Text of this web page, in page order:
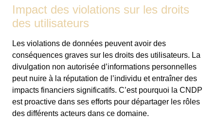
Impact des violations sur les droits
des utilisateurs
Les violations de données peuvent avoir des
conséquences graves sur les droits des utilisateurs. La
divulgation non autorisée d’informations personnelles
peut nuire à la réputation de l’individu et entraîner des
impacts financiers significatifs. C’est pourquoi la CNDP
est proactive dans ses efforts pour départager les rôles
des différents acteurs dans ce domaine.